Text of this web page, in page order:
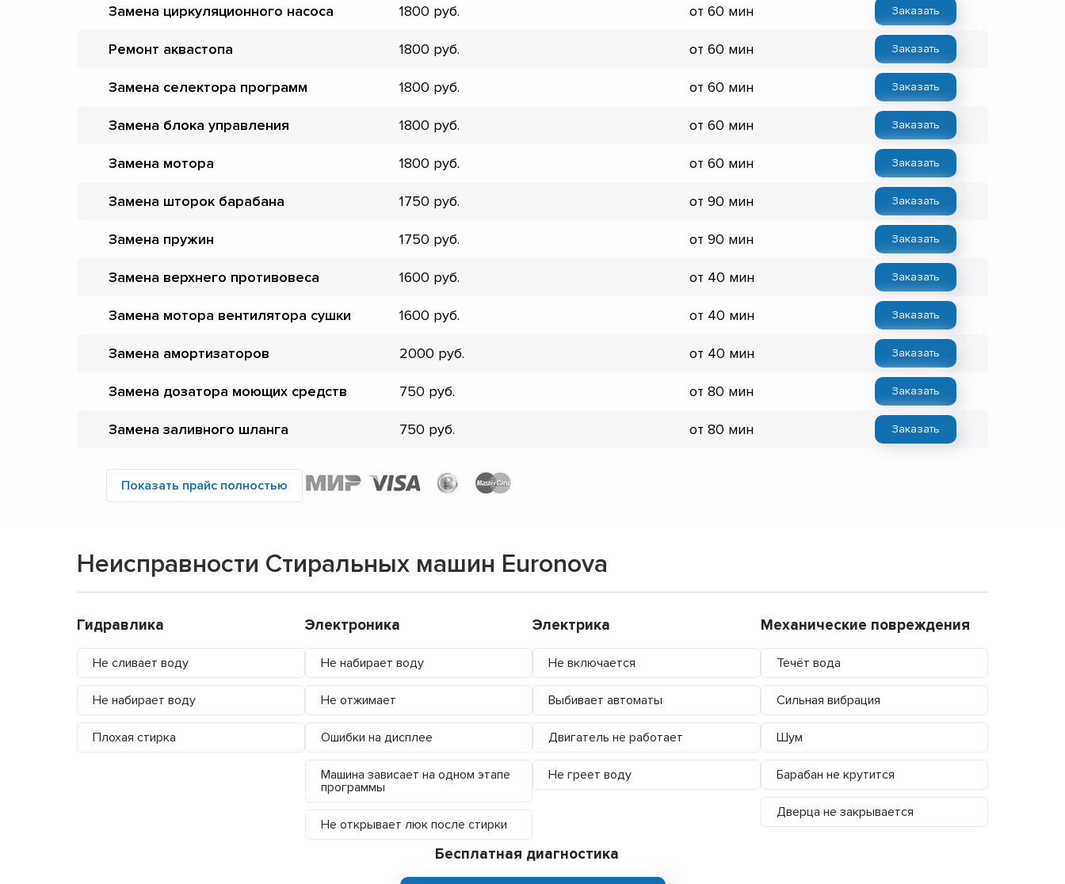
Замена циркуляционного насоса 1800 от 60 мин Заказать
Ремонт аквастопа 1800 от 60 мин Заказать
Замена селектора программ 1800 от 60 мин Заказать
Замена блока управления 1800 от 60 мин Заказать
Замена мотора 1800 от 60 мин Заказать
Замена шторок барабана 1750 от 90 мин Заказать
Замена пружин 1750 от 90 мин Заказать
Замена верхнего противовеса 1600 от 40 мин Заказать
Замена мотора вентилятора сушки 1600 от 40 мин Заказать
Замена амортизаторов 2000 от 40 мин Заказать
Замена дозатора моющих средств 750 от 80 мин Заказать
Замена заливного шланга 750 от 80 мин Заказать
Показать прайс полностью
Неисправности Стиральных машин Euronova
Гидравлика
Не сливает воду
Не набирает воду
Плохая стирка
Электроника
Не набирает воду
Не отжимает
Ошибки на дисплее
Машина зависает на одном этапе
программы
Не открывает люк после стирки
Электрика
Не включается
Выбивает автоматы
Двигатель не работает
Не греет воду
Механические повреждения
Течёт вода
Сильная вибрация
Шум
Барабан не крутится
Дверца не закрывается
Бесплатная диагностика